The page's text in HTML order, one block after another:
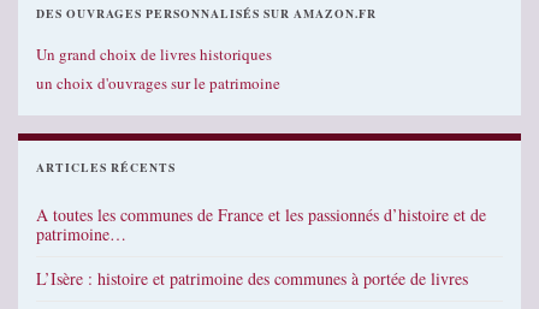
DES OUVRAGES PERSONNALISÉS SUR AMAZON.FR
Un grand choix de livres historiques
un choix d'ouvrages sur le patrimoine
ARTICLES RÉCENTS
A toutes les communes de France et les passionnés d’histoire et de
patrimoine…
L’Isère : histoire et patrimoine des communes à portée de livres